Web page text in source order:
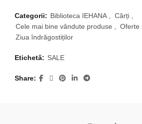
Categorii: Biblioteca IEHANA , Cărți ,
Cele mai bine vândute produse , Oferte
Ziua îndrăgostiților
Etichetă: SALE
Share